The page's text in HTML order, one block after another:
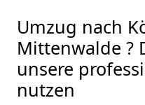
Umzug nach
Mittenwalde ?
unsere
nutzen